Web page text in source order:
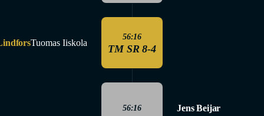
Tuomas Iiskola
56:16
TM SR 8-4
56:16 Jens Beijar